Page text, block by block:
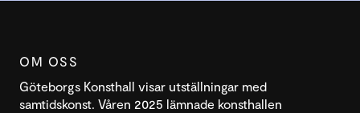
OM OSS
Göteborgs Konsthall visar utställningar med
samtidskonst. Våren 2025 lämnade konsthallen